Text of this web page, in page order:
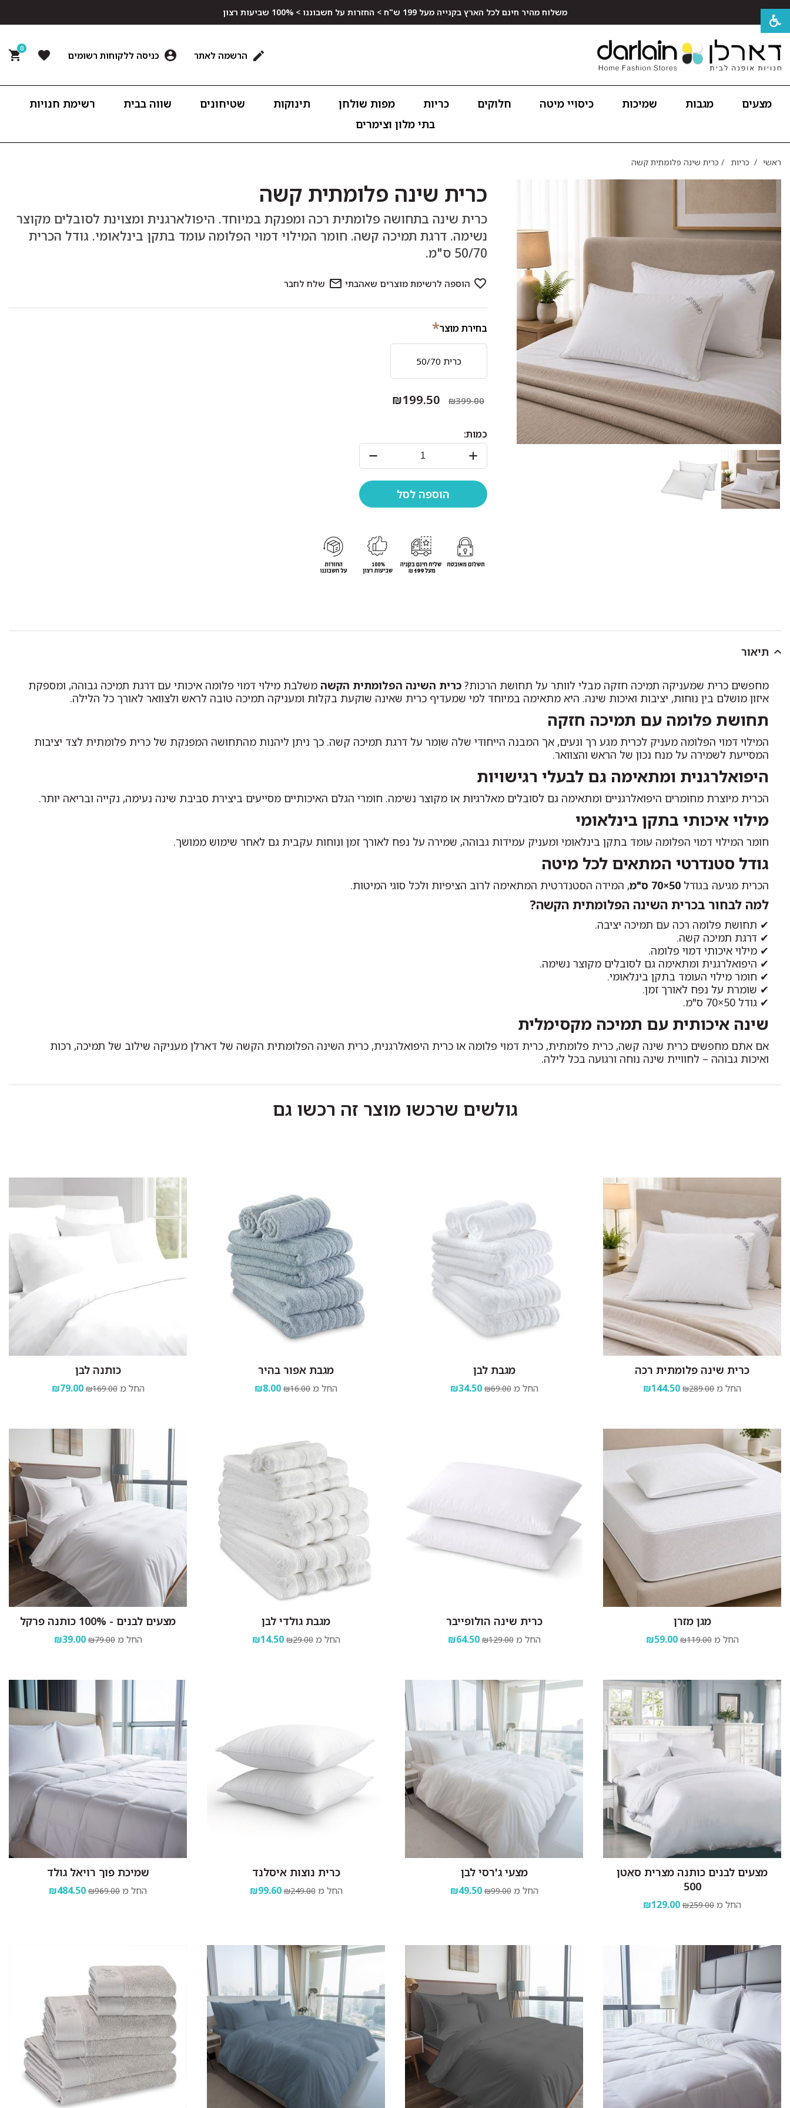
משלוח מהיר חינם לכל הארץ בקנייה מעל 199 ש"ח > החזרות על חשבוננו > 100% שביעות רצון
הרשמה לאתר כניסה ללקוחות רשומים
0
מצעים מגבות שמיכות כיסויי מיטה חלוקים כריות מפות שולחן תינוקות שטיחונים שווה בבית
רשימת חנויות
בתי מלון וצימרים
ראשי / כריות / כרית שינה פלומתית קשה
כרית שינה פלומתית קשה
כרית שינה בתחושה פלומתית רכה ומפנקת במיוחד. היפולארגנית ומצוינת לסובלים מקוצר
נשימה. דרגת תמיכה קשה. חומר המילוי דמוי הפלומה עומד בתקן בינלאומי. גודל הכרית
50/70 ס"מ.
בחירת מוצר*
כרית 50/70
₪399.00
₪199.50
כמות:
תיאור
מחפשים כרית שמעניקה תמיכה חזקה מבלי לוותר על תחושת הרכות? כרית השינה הפלומתית הקשה משלבת מילוי דמוי פלומה איכותי עם דרגת תמיכה גבוהה, ומספקת
איזון מושלם בין נוחות, יציבות ואיכות שינה. היא מתאימה במיוחד למי שמעדיף כרית שאינה שוקעת בקלות ומעניקה תמיכה טובה לראש ולצוואר לאורך כל הלילה.
תחושת פלומה עם תמיכה חזקה
המילוי דמוי הפלומה מעניק לכרית מגע רך ונעים, אך המבנה הייחודי שלה שומר על דרגת תמיכה קשה. כך ניתן ליהנות מהתחושה המפנקת של כרית פלומתית לצד יציבות
המסייעת לשמירה על מנח נכון של הראש והצוואר.
היפואלרגנית ומתאימה גם לבעלי רגישויות
הכרית מיוצרת מחומרים היפואלרגניים ומתאימה גם לסובלים מאלרגיות או מקוצר נשימה. חומרי הגלם האיכותיים מסייעים ביצירת סביבת שינה נעימה, נקייה ובריאה יותר.
מילוי איכותי בתקן בינלאומי
חומר המילוי דמוי הפלומה עומד בתקן בינלאומי ומעניק עמידות גבוהה, שמירה על נפח לאורך זמן ונוחות עקבית גם לאחר שימוש ממושך.
גודל סטנדרטי המתאים לכל מיטה
הכרית מגיעה בגודל 50×70 ס"מ , המידה הסטנדרטית המתאימה לרוב הציפיות ולכל סוגי המיטות.
למה לבחור בכרית השינה הפלומתית הקשה?
✔ תחושת פלומה רכה עם תמיכה יציבה.
✔ דרגת תמיכה קשה.
✔ מילוי איכותי דמוי פלומה.
✔ היפואלרגנית ומתאימה גם לסובלים מקוצר נשימה.
✔ חומר מילוי העומד בתקן בינלאומי.
✔ שומרת על נפח לאורך זמן.
✔ גודל 50×70 ס"מ.
שינה איכותית עם תמיכה מקסימלית
אם אתם מחפשים כרית שינה קשה, כרית פלומתית, כרית דמוי פלומה או כרית היפואלרגנית, כרית השינה הפלומתית הקשה של דארלן מעניקה שילוב של תמיכה, רכות
ואיכות גבוהה – לחוויית שינה נוחה ורגועה בכל לילה.
גולשים שרכשו מוצר זה רכשו גם
כרית שינה פלומתית רכה
החל מ ₪289.00
₪144.50
מגבת לבן
החל מ ₪69.00
₪34.50
מגבת אפור בהיר
החל מ ₪16.00
₪8.00
כותנה לבן
החל מ ₪169.00
₪79.00
מגן מזרן
החל מ ₪119.00
₪59.00
כרית שינה הולופייבר
החל מ ₪129.00
₪64.50
מגבת גולדי לבן
החל מ ₪29.00
₪14.50
מצעים לבנים - 100% כותנה פרקל
החל מ ₪79.00
₪39.00
מצעים לבנים כותנה מצרית סאטן
500
החל מ ₪259.00
₪129.00
מצעי ג'רסי לבן
החל מ ₪99.00
₪49.50
כרית נוצות איסלנד
החל מ ₪249.00
₪99.60
שמיכת פוך רויאל גולד
החל מ ₪969.00
₪484.50